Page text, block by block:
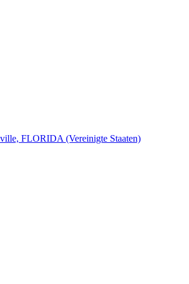
FLORIDA (Vereinigte Staaten)